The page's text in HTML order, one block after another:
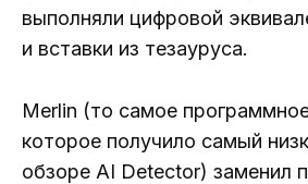
выполняли цифровой
и вставки из тезауруса.
Merlin (то самое
которое получило самый
обзоре AI Detector) заменил